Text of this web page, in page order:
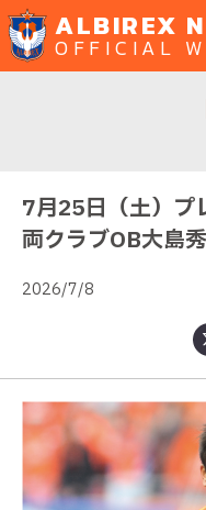
ALBIREX
OFFICIAL
7月25日（土）プ
両クラブOB大島
2026/7/8